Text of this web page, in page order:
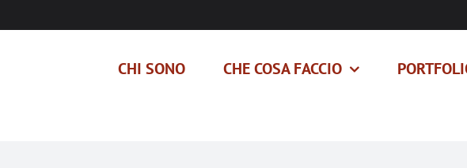
CHI SONO CHE COSA FACCIO